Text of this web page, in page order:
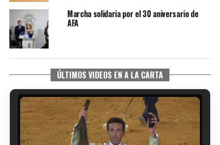
Marcha solidaria por el 30 aniversario de
AFA
ÚLTIMOS VIDEOS EN A LA CARTA